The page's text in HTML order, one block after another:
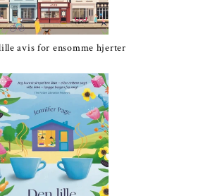
avis for ensomme hjerter